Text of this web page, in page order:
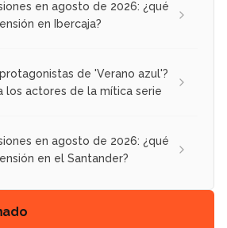
en agosto de 2026: ¿qué
en Ibercaja?
de 'Verano azul'?
los actores de la mítica serie
en agosto de 2026: ¿qué
en el Santander?